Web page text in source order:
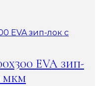
EVA зип-
мкм